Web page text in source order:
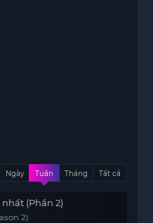
Ngày Tuần Tháng Tất cả
(Phần 2)
2)